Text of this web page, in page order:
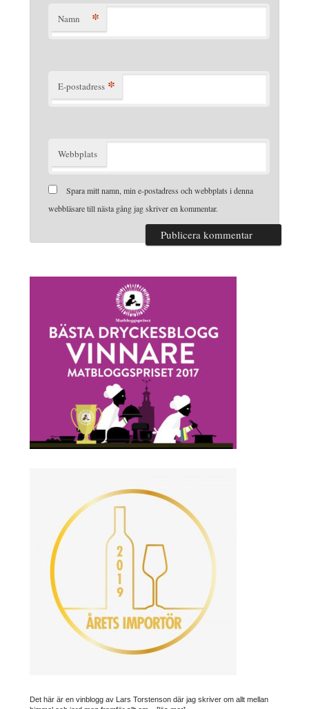
Namn *
E-postadress *
Webbplats
Spara mitt namn, min e-postadress och webbplats i denna
webbläsare till nästa gång jag skriver en kommentar.
Det här är en vinblogg av Lars Torstenson där jag skriver om allt mellan